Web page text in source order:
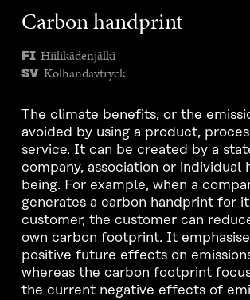
Carbon handprint
FI Hiilikädenjälki
SV Kolhandavtryck
The climate benefits, or the
avoided by using a product,
service. It can be created by a
company, association or individual
being. For example, when a
generates a carbon handprint for
customer, the customer can
own carbon footprint. It
positive future effects on
whereas the carbon footprint
the current negative effects of